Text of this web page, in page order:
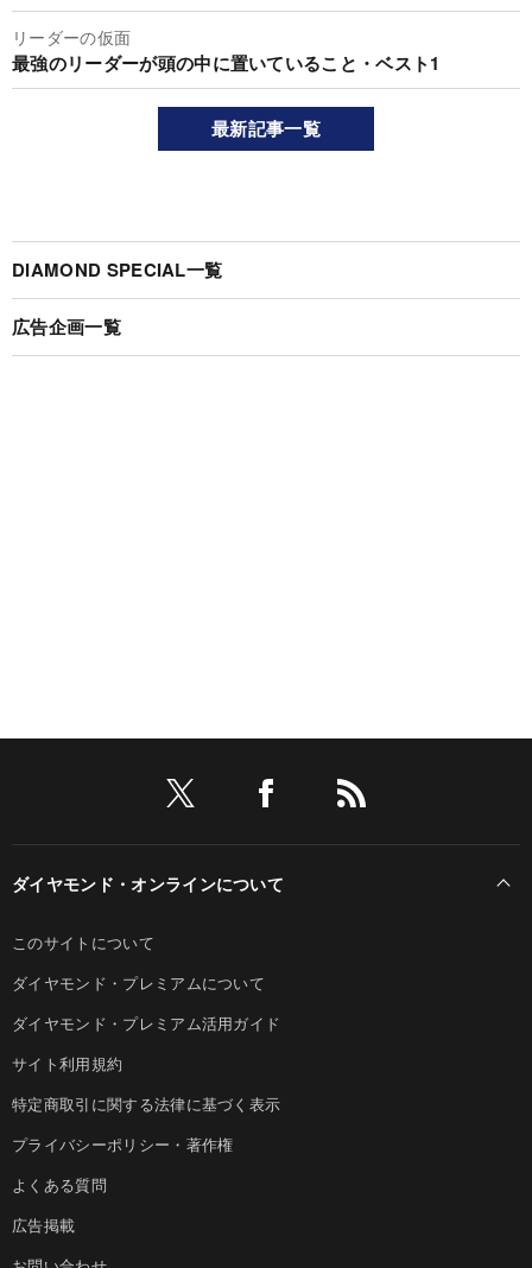
リーダーの仮面
最強のリーダーが頭の中に置いていること・ベスト1
最新記事一覧
DIAMOND SPECIAL一覧
広告企画一覧
ダイヤモンド・オンラインについて
このサイトについて
ダイヤモンド・プレミアムについて
ダイヤモンド・プレミアム活用ガイド
サイト利用規約
特定商取引に関する法律に基づく表示
プライバシーポリシー・著作権
よくある質問
広告掲載